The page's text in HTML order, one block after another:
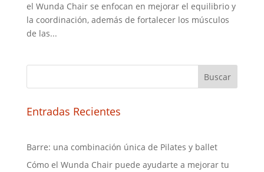
el Wunda Chair se enfocan en mejorar el equilibrio y
la coordinación, además de fortalecer los músculos
de las...
Buscar
Entradas Recientes
Barre: una combinación única de Pilates y ballet
Cómo el Wunda Chair puede ayudarte a mejorar tu